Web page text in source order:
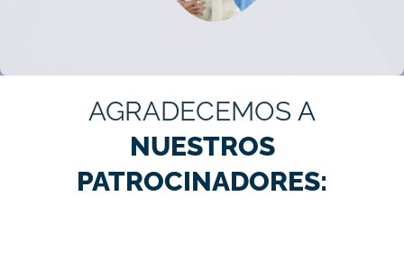
AGRADECEMOS A
NUESTROS
PATROCINADORES: